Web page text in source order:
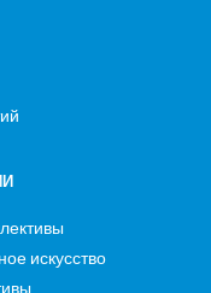
искусство